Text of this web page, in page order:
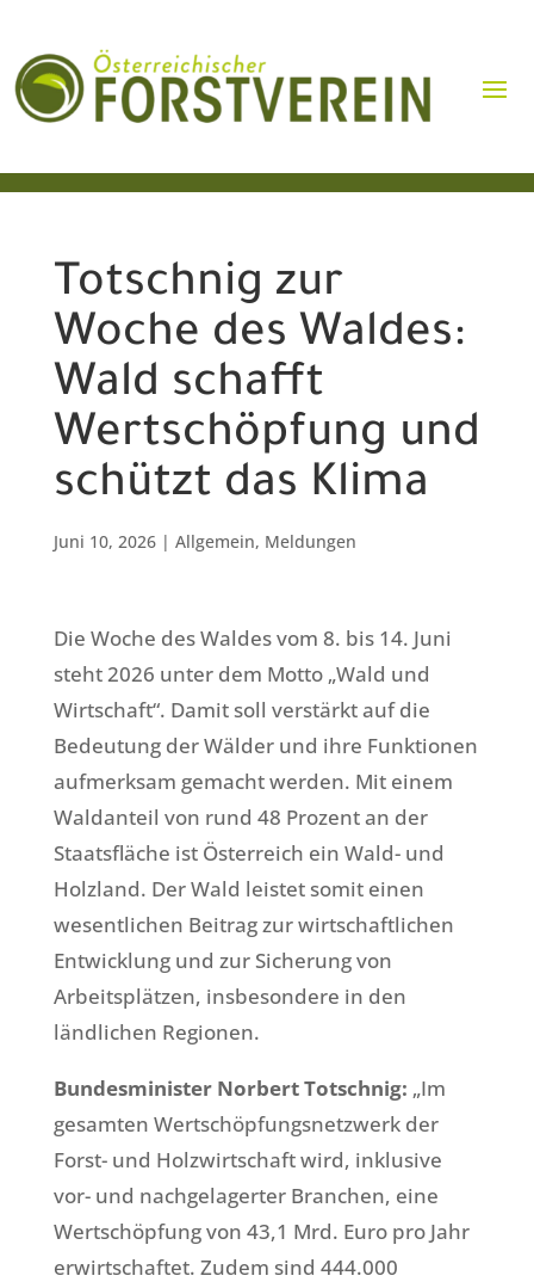
Totschnig zur
Woche des Waldes:
Wald schafft
Wertschöpfung und
schützt das Klima
Juni 10, 2026| Allgemein, Meldungen
Die Woche des Waldes vom 8. bis 14. Juni
steht 2026 unter dem Motto „Wald und
Wirtschaft“. Damit soll verstärkt auf die
Bedeutung der Wälder und ihre Funktionen
aufmerksam gemacht werden. Mit einem
Waldanteil von rund 48 Prozent an der
Staatsfläche ist Österreich ein Wald- und
Holzland. Der Wald leistet somit einen
wesentlichen Beitrag zur wirtschaftlichen
Entwicklung und zur Sicherung von
Arbeitsplätzen, insbesondere in den
ländlichen Regionen.
Bundesminister Norbert Totschnig: „Im
gesamten Wertschöpfungsnetzwerk der
Forst- und Holzwirtschaft wird, inklusive
vor- und nachgelagerter Branchen, eine
Wertschöpfung von 43,1 Mrd. Euro pro Jahr
erwirtschaftet. Zudem sind 444.000